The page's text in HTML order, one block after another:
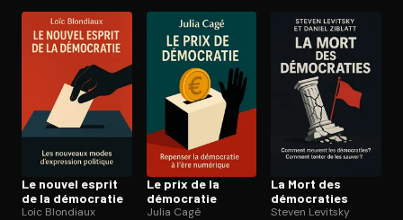
Le nouvel esprit
de la démocratie
Loic Blondiaux
Le prix de la
démocratie
Julia Cagé
La Mort des
démocraties
Steven Levitsky